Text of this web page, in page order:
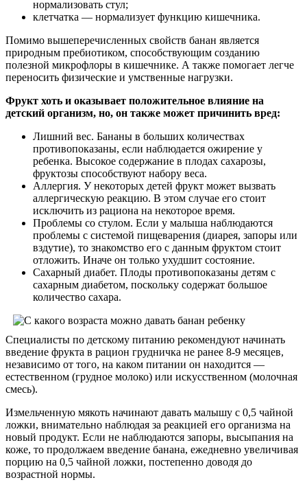
нормализовать стул;
клетчатка — нормализует функцию кишечника.
Помимо вышеперечисленных свойств банан является
природным пребиотиком, способствующим созданию
полезной микрофлоры в кишечнике. А также помогает легче
переносить физические и умственные нагрузки.
Фрукт хоть и оказывает положительное влияние на
детский организм, но, он также может причинить вред:
Лишний вес. Бананы в больших количествах
противопоказаны, если наблюдается ожирение у
ребенка. Высокое содержание в плодах сахарозы,
фруктозы способствуют набору веса.
Аллергия. У некоторых детей фрукт может вызвать
аллергическую реакцию. В этом случае его стоит
исключить из рациона на некоторое время.
Проблемы со стулом. Если у малыша наблюдаются
проблемы с системой пищеварения (диарея, запоры или
вздутие), то знакомство его с данным фруктом стоит
отложить. Иначе он только ухудшит состояние.
Сахарный диабет. Плоды противопоказаны детям с
сахарным диабетом, поскольку содержат большое
количество сахара.
Специалисты по детскому питанию рекомендуют начинать
введение фрукта в рацион грудничка не ранее 8-9 месяцев,
независимо от того, на каком питании он находится —
естественном (грудное молоко) или искусственном (молочная
смесь).
Измельченную мякоть начинают давать малышу с 0,5 чайной
ложки, внимательно наблюдая за реакцией его организма на
новый продукт. Если не наблюдаются запоры, высыпания на
коже, то продолжаем введение банана, ежедневно увеличивая
порцию на 0,5 чайной ложки, постепенно доводя до
возрастной нормы.